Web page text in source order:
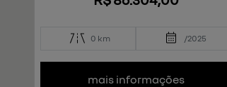
0 km /2025
mais informações